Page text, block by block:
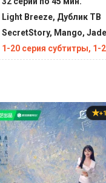
Light Breeze, Дублик ТВ
SecretStory, Mango,
1-20 серия субтитры, 1-